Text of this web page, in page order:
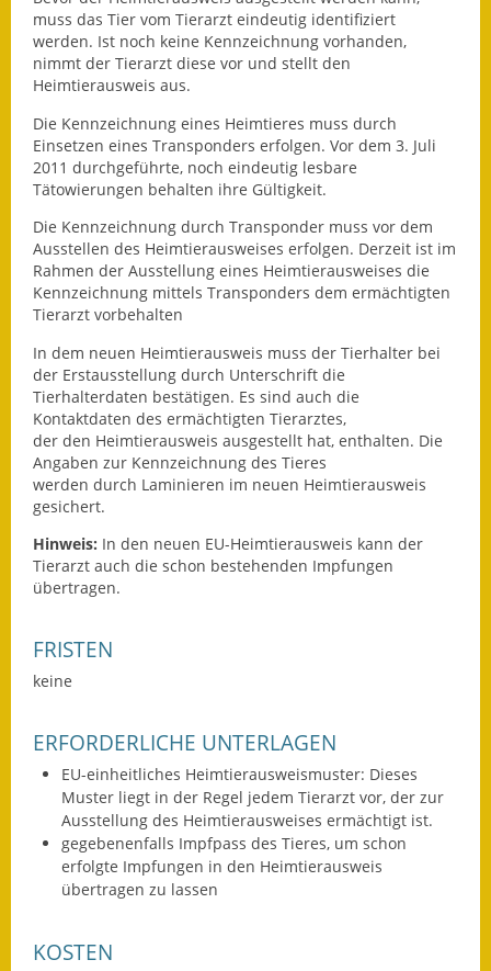
Fundbehörde
Sitzungsberichte 2015
Sitzungsberichte 2016
Sitzungsberichte 2017
Sitzungsberichte 2018
Sitzungsberichte 2020
Gemeindeverwaltung
Haushalt & Finanzen
Getrennte
Wasserversorgung
Heiraten in Notzingen
Mitarbeiter
muss das Tier vom Tierarzt eindeutig identifiziert
werden. Ist noch keine Kennzeichnung vorhanden,
nimmt der Tierarzt diese vor und stellt den
Heimtierausweis aus.
Die Kennzeichnung eines Heimtieres muss durch
Einsetzen eines Transponders erfolgen. Vor dem 3. Juli
2011 durchgeführte, noch eindeutig lesbare
Tätowierungen behalten ihre Gültigkeit.
Die Kennzeichnung durch Transponder muss vor dem
Ausstellen des Heimtierausweises erfolgen. Derzeit ist im
Rahmen der Ausstellung eines Heimtierausweises die
Kennzeichnung mittels Transponders dem ermächtigten
Tierarzt vorbehalten
In dem neuen Heimtierausweis muss der Tierhalter bei
der Erstausstellung durch Unterschrift die
Tierhalterdaten bestätigen. Es sind auch die
Kontaktdaten des ermächtigten Tierarztes,
der den Heimtierausweis ausgestellt hat, enthalten. Die
Angaben zur Kennzeichnung des Tieres
werden durch Laminieren im neuen Heimtierausweis
gesichert.
Hinweis: In den neuen EU-Heimtierausweis kann der
Tierarzt auch die schon bestehenden Impfungen
übertragen.
FRISTEN
keine
ERFORDERLICHE UNTERLAGEN
EU-einheitliches Heimtierausweismuster: Dieses
Muster liegt in der Regel jedem Tierarzt vor, der zur
Ausstellung des Heimtierausweises ermächtigt ist.
gegebenenfalls Impfpass des Tieres, um schon
erfolgte Impfungen in den Heimtierausweis
übertragen zu lassen
KOSTEN